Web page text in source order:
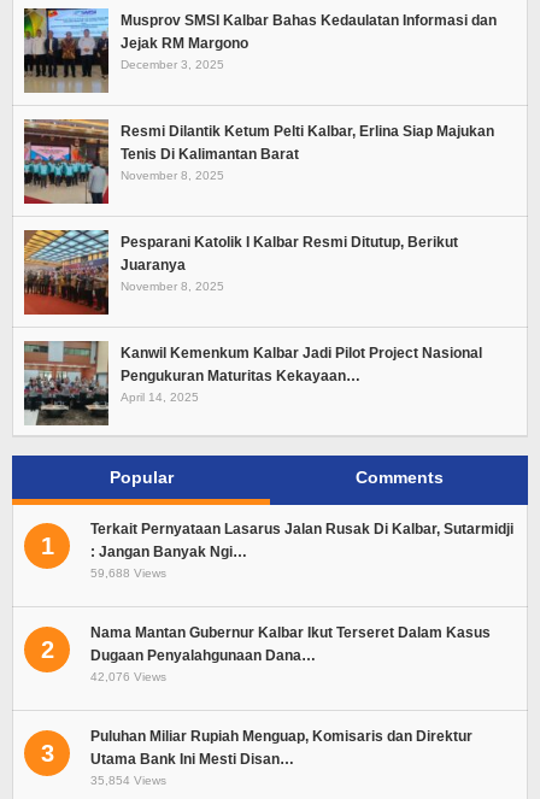
Musprov SMSI Kalbar Bahas Kedaulatan Informasi dan
Jejak RM Margono
December 3, 2025
Resmi Dilantik Ketum Pelti Kalbar, Erlina Siap Majukan
Tenis Di Kalimantan Barat
November 8, 2025
Pesparani Katolik I Kalbar Resmi Ditutup, Berikut
Juaranya
November 8, 2025
Kanwil Kemenkum Kalbar Jadi Pilot Project Nasional
Pengukuran Maturitas Kekayaan…
April 14, 2025
Popular Comments
1
Terkait Pernyataan Lasarus Jalan Rusak Di Kalbar, Sutarmidji
: Jangan Banyak Ngi…
59,688 Views
2
Nama Mantan Gubernur Kalbar Ikut Terseret Dalam Kasus
Dugaan Penyalahgunaan Dana…
42,076 Views
3
Puluhan Miliar Rupiah Menguap, Komisaris dan Direktur
Utama Bank Ini Mesti Disan…
35,854 Views